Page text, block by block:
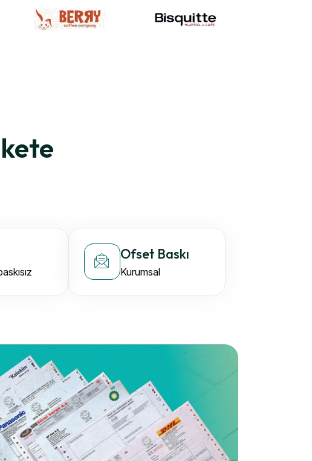
Ofset Baskı
Kurumsal